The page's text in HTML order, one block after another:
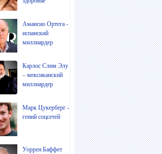
Амансио Ортега -
испанский
миллиардер
Карлос Слим Элу
– мексиканский
миллиардер
Марк Цукерберг -
гений соцсетей
Уоррен Баффет